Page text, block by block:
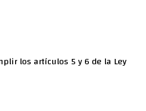
los artículos 5 y 6 de la Ley